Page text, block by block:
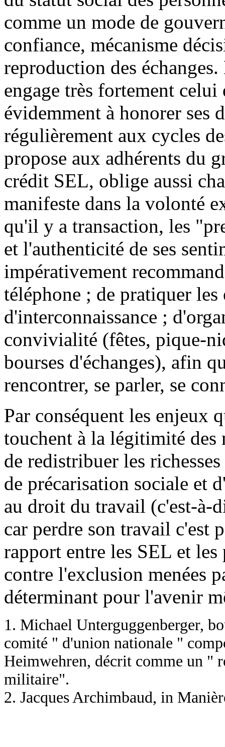
comme un mode de
confiance, mécanisme
reproduction des
engage très fortement
évidemment à honorer ses
régulièrement aux cycles
propose aux adhérents du
crédit SEL, oblige aussi
manifeste dans la volonté
qu'il y a transaction, les
et l'authenticité de ses
impérativement
téléphone ; de pratiquer les
d'interconnaissance ;
convivialité (fêtes, pique-
bourses d'échanges), afin
rencontrer, se parler, se
Par conséquent les enjeux
touchent à la légitimité des
de redistribuer les
de précarisation sociale et
au droit du travail (c'est-à-
car perdre son travail c'est
rapport entre les SEL et
contre l'exclusion menées
déterminant pour l'avenir
1. Michael Unterguggenberger,
comité " d'union nationale "
Heimwehren, décrit comme un "
militaire".
2. Jacques Archimbaud, in